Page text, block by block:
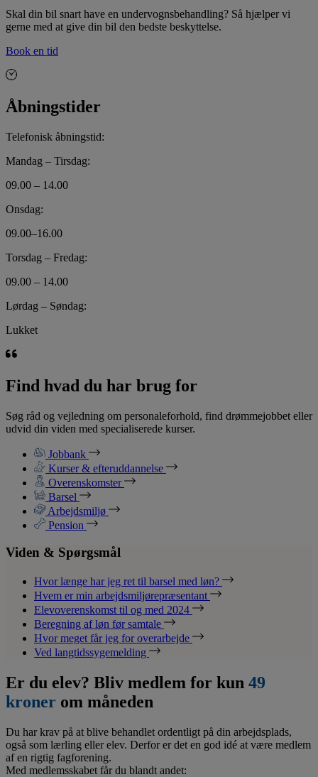
Skal din bil snart have en undervognsbehandling? Så hjælper vi
gerne med at give din bil den bedste beskyttelse.
Book en tid
Åbningstider
Telefonisk åbningstid:
Mandag – Tirsdag:
09.00 – 14.00
Onsdag:
09.00–16.00
Torsdag – Fredag:
09.00 – 14.00
Lørdag – Søndag:
Lukket
Find hvad du har brug for
Søg råd og vejledning om personaleforhold, find drømmejobbet eller
udvid din viden med specialiserede kurser.
Jobbank
Kurser & efteruddannelse
Overenskomster
Barsel
Arbejdsmiljø
Pension
Viden & Spørgsmål
Hvor længe har jeg ret til barsel med løn?
Hvem er min arbejdsmiljørepræsentant
Elevoverenskomst til og med 2024
Beregning af løn før samtale
Hvor meget får jeg for overarbejde
Ved langtidssygemelding
Er du elev? Bliv medlem for kun 49
kroner om måneden
Du har krav på at blive behandlet ordentligt på din arbejdsplads,
også som lærling eller elev. Derfor er det en god idé at være medlem
af en rigtig fagforening.
Med medlemsskabet får du blandt andet: